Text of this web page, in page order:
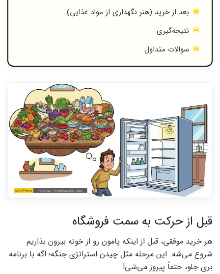
بعد از خرید (هنر نگهداری از مواد غذایی)
نتیجه‌گیری
سوالات متداول
قبل از حرکت به سمت فروشگاه
هر خرید موفقی، قبل از اینکه پامون رو از خونه بیرون بذاریم
شروع می‌شه. این مرحله مثل چیدن استراتژی جنگه؛ اگه با برنامه
بری جلو، حتماً پیروز می‌شی!